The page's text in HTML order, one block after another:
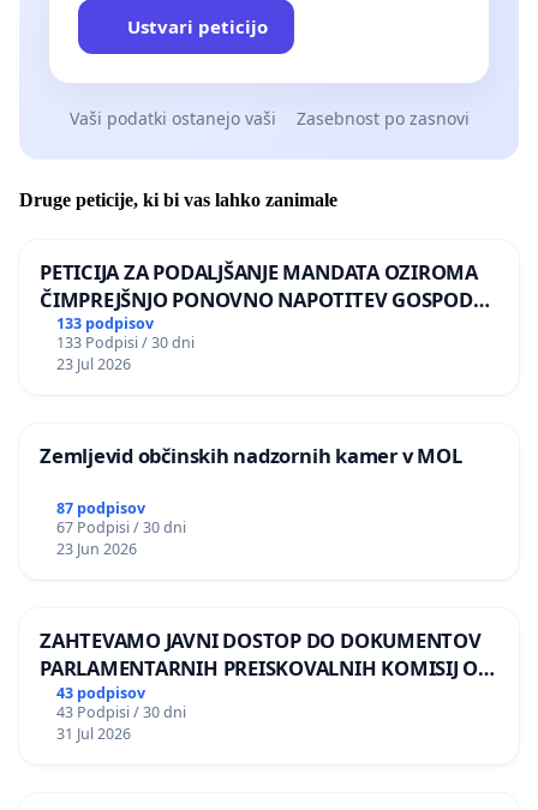
Ustvari peticijo
Vaši podatki ostanejo vaši Zasebnost po zasnovi
Druge peticije, ki bi vas lahko zanimale
PETICIJA ZA PODALJŠANJE MANDATA OZIROMA
ČIMPREJŠNJO PONOVNO NAPOTITEV GOSPODA
BERNARDA ŠRAJNERJA NA VELEPOSLANIŠTVO
REPUBLIKE SLOVENIJE V MOSKVI
133 podpisov
133 Podpisi / 30 dni
23 Jul 2026
Zemljevid občinskih nadzornih kamer v MOL
87 podpisov
67 Podpisi / 30 dni
23 Jun 2026
ZAHTEVAMO JAVNI DOSTOP DO DOKUMENTOV
PARLAMENTARNIH PREISKOVALNIH KOMISIJ O
ILEGALNI TRGOVINI Z OROŽJEM
43 podpisov
43 Podpisi / 30 dni
31 Jul 2026